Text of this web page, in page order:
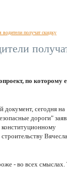
получат скидку
по которому
документ, сегодня на
дороги"
- во всех смыслах.